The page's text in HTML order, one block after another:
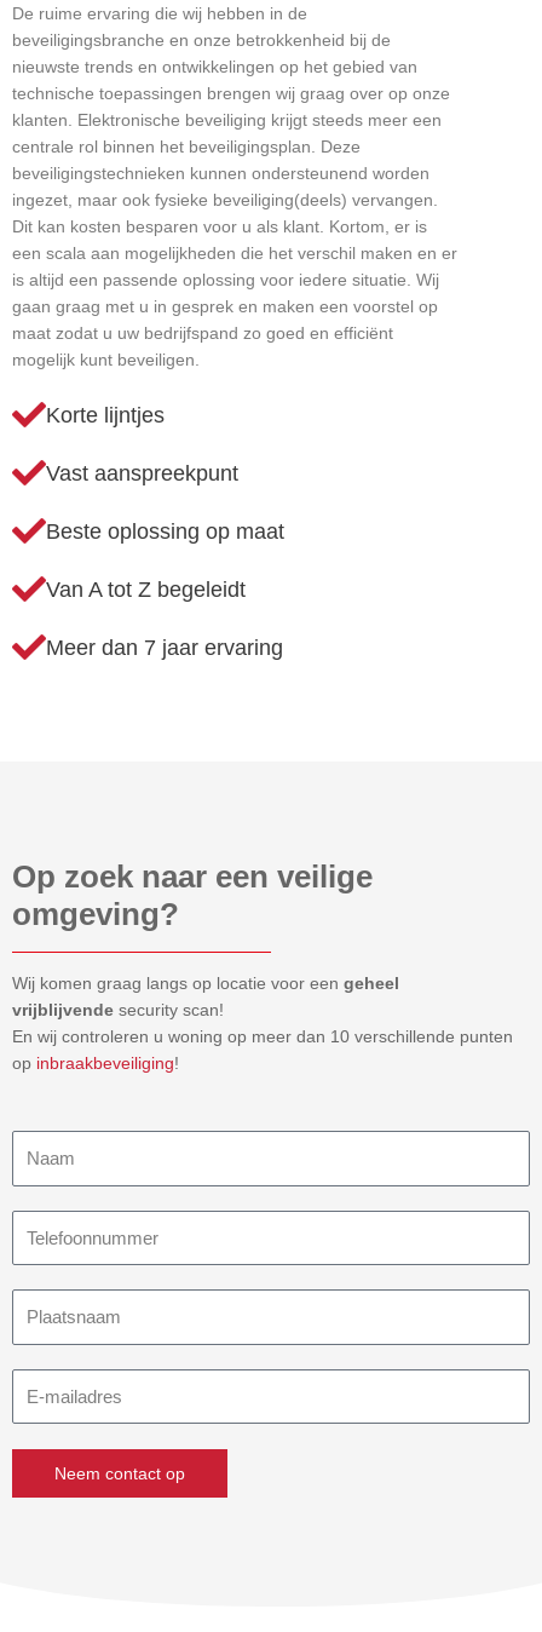
De ruime ervaring die wij hebben in de
beveiligingsbranche en onze betrokkenheid bij de
nieuwste trends en ontwikkelingen op het gebied van
technische toepassingen brengen wij graag over op onze
klanten. Elektronische beveiliging krijgt steeds meer een
centrale rol binnen het beveiligingsplan. Deze
beveiligingstechnieken kunnen ondersteunend worden
ingezet, maar ook fysieke beveiliging(deels) vervangen.
Dit kan kosten besparen voor u als klant. Kortom, er is
een scala aan mogelijkheden die het verschil maken en er
is altijd een passende oplossing voor iedere situatie. Wij
gaan graag met u in gesprek en maken een voorstel op
maat zodat u uw bedrijfspand zo goed en efficiënt
mogelijk kunt beveiligen.
Korte lijntjes
Vast aanspreekpunt
Beste oplossing op maat
Van A tot Z begeleidt
Meer dan 7 jaar ervaring
Op zoek naar een veilige
omgeving?
Wij komen graag langs op locatie voor een geheel
vrijblijvende security scan!
En wij controleren u woning op meer dan 10 verschillende punten
op inbraakbeveiliging!
mailadres
Neem contact op